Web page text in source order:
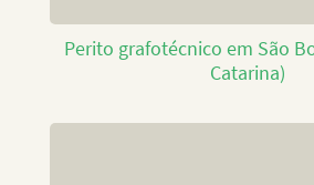
Perito grafotécnico em São
Catarina)